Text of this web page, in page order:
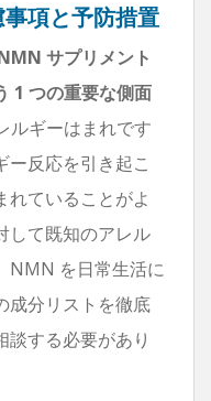
項と予防措置
サプリメント
1 つの重要な側面
ルギーはまれです
ー反応を引き起こ
れていることがよ
して既知のアレル
NMN を日常生活に
成分リストを徹底
談する必要があり